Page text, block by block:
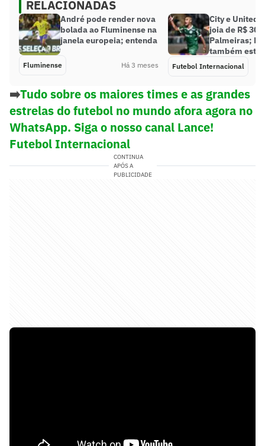
RELACIONADAS
André pode render nova
bolada ao Fluminense na
janela europeia; entenda
Fluminense Há 3 meses
City e United
joia de R$
Palmeiras;
também está
Futebol Internacional
➡️Tudo sobre os maiores times e as grandes
estrelas do futebol no mundo afora agora no
WhatsApp. Siga o nosso canal Lance!
Futebol Internacional
CONTINUA
APÓS A
PUBLICIDADE